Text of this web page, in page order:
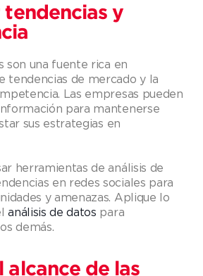
y
son una fuente rica en
tendencias de mercado y la
Las empresas pueden
para mantenerse
sus estrategias en
herramientas de análisis de
en redes sociales para
y amenazas. Aplique lo
análisis de datos para
demás.
alcance de las